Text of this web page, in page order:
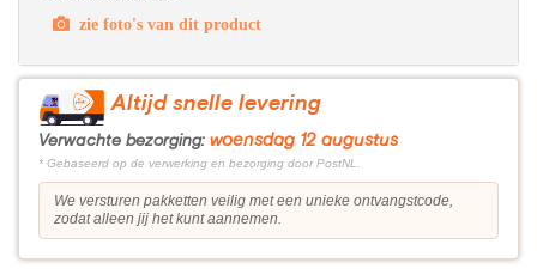
zie foto's van dit product
Altijd snelle levering
Verwachte bezorging: woensdag 12 augustus
* Gebaseerd op de verwerking en bezorging door PostNL.
We versturen pakketten veilig met een unieke ontvangstcode,
zodat alleen jij het kunt aannemen.